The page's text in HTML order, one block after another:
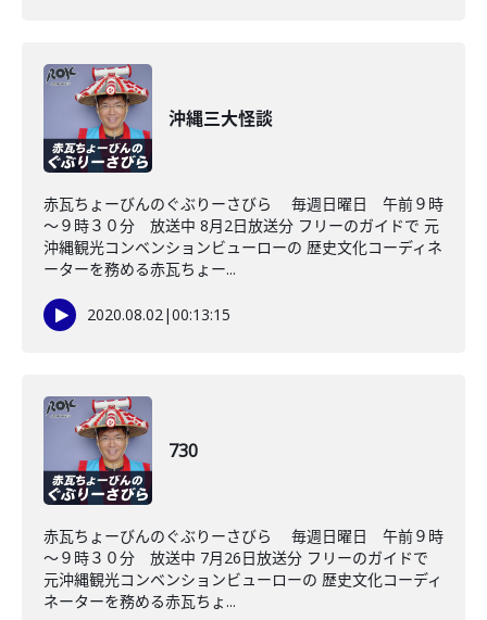
沖縄三大怪談
赤瓦ちょーびんのぐぶりーさびら 毎週日曜日 午前９時
～９時３０分 放送中 8月2日放送分 フリーのガイドで 元
沖縄観光コンベンションビューローの 歴史文化コーディネ
ーターを務める赤瓦ちょー...
2020.08.02|00:13:15
730
赤瓦ちょーびんのぐぶりーさびら 毎週日曜日 午前９時
～９時３０分 放送中 7月26日放送分 フリーのガイドで
元沖縄観光コンベンションビューローの 歴史文化コーディ
ネーターを務める赤瓦ちょ...